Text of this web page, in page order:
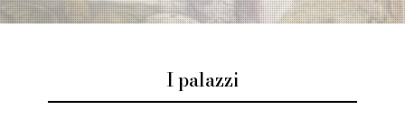
I palazzi